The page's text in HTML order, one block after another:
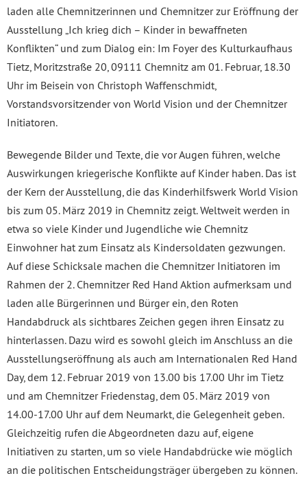
laden alle Chemnitzerinnen und Chemnitzer zur Eröffnung der
Ausstellung „Ich krieg dich – Kinder in bewaffneten
Konflikten“ und zum Dialog ein: Im Foyer des Kulturkaufhaus
Tietz, Moritzstraße 20, 09111 Chemnitz am 01. Februar, 18.30
Uhr im Beisein von Christoph Waffenschmidt,
Vorstandsvorsitzender von World Vision und der Chemnitzer
Initiatoren.
Bewegende Bilder und Texte, die vor Augen führen, welche
Auswirkungen kriegerische Konflikte auf Kinder haben. Das ist
der Kern der Ausstellung, die das Kinderhilfswerk World Vision
bis zum 05. März 2019 in Chemnitz zeigt. Weltweit werden in
etwa so viele Kinder und Jugendliche wie Chemnitz
Einwohner hat zum Einsatz als Kindersoldaten gezwungen.
Auf diese Schicksale machen die Chemnitzer Initiatoren im
Rahmen der 2. Chemnitzer Red Hand Aktion aufmerksam und
laden alle Bürgerinnen und Bürger ein, den Roten
Handabdruck als sichtbares Zeichen gegen ihren Einsatz zu
hinterlassen. Dazu wird es sowohl gleich im Anschluss an die
Ausstellungseröffnung als auch am Internationalen Red Hand
Day, dem 12. Februar 2019 von 13.00 bis 17.00 Uhr im Tietz
und am Chemnitzer Friedenstag, dem 05. März 2019 von
14.00-17.00 Uhr auf dem Neumarkt, die Gelegenheit geben.
Gleichzeitig rufen die Abgeordneten dazu auf, eigene
Initiativen zu starten, um so viele Handabdrücke wie möglich
an die politischen Entscheidungsträger übergeben zu können.